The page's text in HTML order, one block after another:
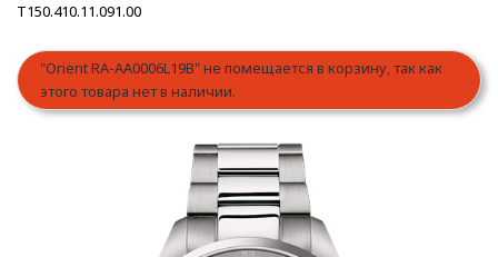
T150.410.11.091.00
"Orient RA-AA0006L19B" не помещается в корзину, так как
этого товара нет в наличии.